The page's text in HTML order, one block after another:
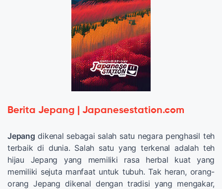
Berita Jepang | Japanesestation.com
Jepang dikenal sebagai salah satu negara penghasil teh
terbaik di dunia. Salah satu yang terkenal adalah teh
hijau Jepang yang memiliki rasa herbal kuat yang
memiliki sejuta manfaat untuk tubuh. Tak heran, orang-
orang Jepang dikenal dengan tradisi yang mengakar,